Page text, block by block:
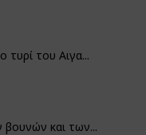
τυρί του Αιγα...
βουνών και των...